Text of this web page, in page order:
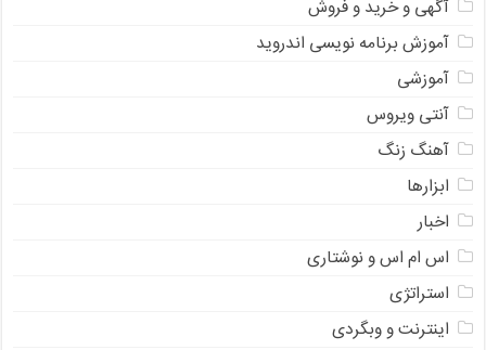
آگهی و خرید و فروش
آموزش برنامه نویسی اندروید
آموزشی
آنتی ویروس
آهنگ زنگ
ابزارها
اخبار
اس ام اس و نوشتاری
استراتژی
اینترنت و وبگردی